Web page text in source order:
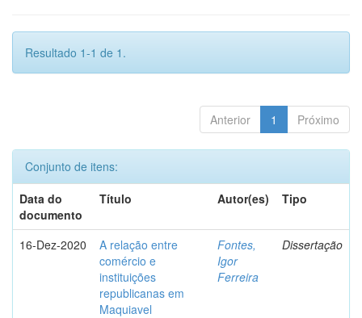
Resultado 1-1 de 1.
Anterior 1 Próximo
Conjunto de itens:
Data do
documento
Título Autor(es) Tipo
16-Dez-2020
A relação entre
comércio e
instituições
republicanas em
Maquiavel
Fontes,
Igor
Ferreira
Dissertação